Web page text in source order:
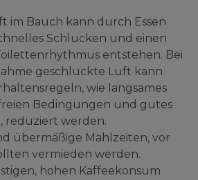
im Bauch kann durch Essen
Schlucken und einen
entstehen. Bei
geschluckte Luft kann
wie langsames
Bedingungen und gutes
reduziert werden.
übermäßige Mahlzeiten, vor
vermieden werden.
hohen Kaffeekonsum